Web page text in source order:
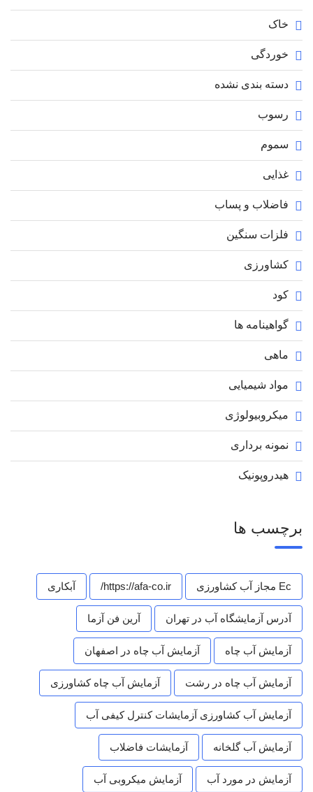
خاک
خوردگی
دسته بندی نشده
رسوب
سموم
غذایی
فاضلاب و پساب
فلزات سنگین
کشاورزی
کود
گواهینامه ها
ماهی
مواد شیمیایی
میکروبیولوژی
نمونه برداری
هیدروپونیک
برچسب ها
Ec مجاز آب کشاورزی https://afa-co.ir/ آبکاری
آدرس آزمایشگاه آب در تهران آرین فن آزما
آزمایش آب چاه آزمایش آب چاه در اصفهان
آزمایش آب چاه در رشت آزمایش آب چاه کشاورزی
آزمایش آب کشاورزی آزمایشات کنترل کیفی آب
آزمایش آب گلخانه آزمایشات فاضلاب
آزمایش در مورد آب آزمایش میکروبی آب